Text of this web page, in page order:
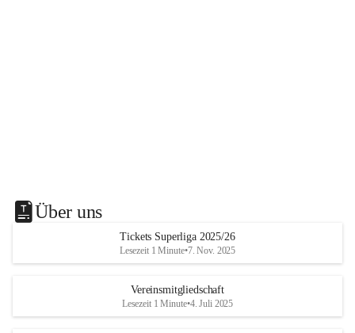
Über uns
Tickets Superliga 2025/26
Lesezeit 1 Minute•7. Nov. 2025
Vereinsmitgliedschaft
Lesezeit 1 Minute•4. Juli 2025